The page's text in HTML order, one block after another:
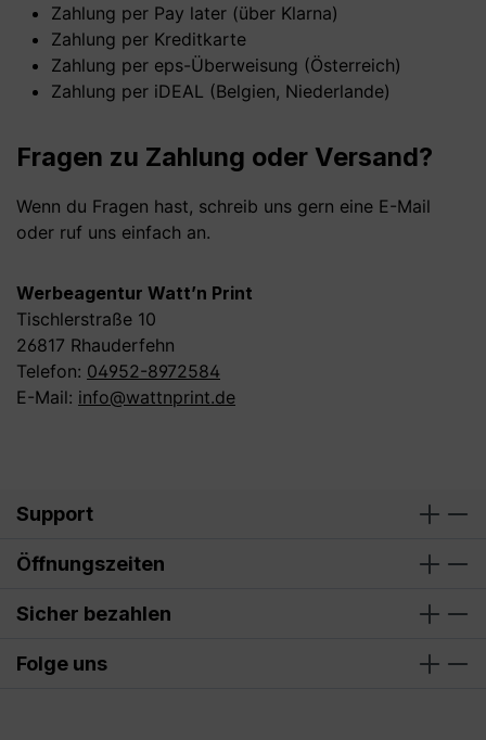
Zahlung per Pay later (über Klarna)
Zahlung per Kreditkarte
Zahlung per eps-Überweisung (Österreich)
Zahlung per iDEAL (Belgien, Niederlande)
Fragen zu Zahlung oder Versand?
Wenn du Fragen hast, schreib uns gern eine E-Mail
oder ruf uns einfach an.
Werbeagentur Watt’n Print
Tischlerstraße 10
26817 Rhauderfehn
Telefon: 04952-8972584
E-Mail: info@wattnprint.de
Support
Öffnungszeiten
Sicher bezahlen
Folge uns